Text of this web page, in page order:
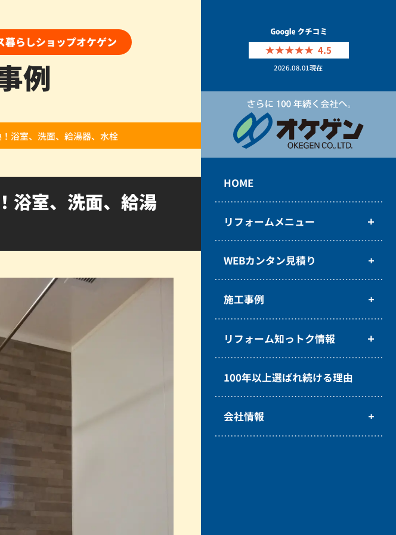
4.5
2026.08.01現在
HOME
リフォームメニュー
WEBカンタン見積り
施工事例
リフォーム知っトク情報
100年以上選ばれ続ける理由
会社情報
暮らしショップオケゲン
例
浴室、洗面、給湯器、水栓
浴室、洗面、給湯